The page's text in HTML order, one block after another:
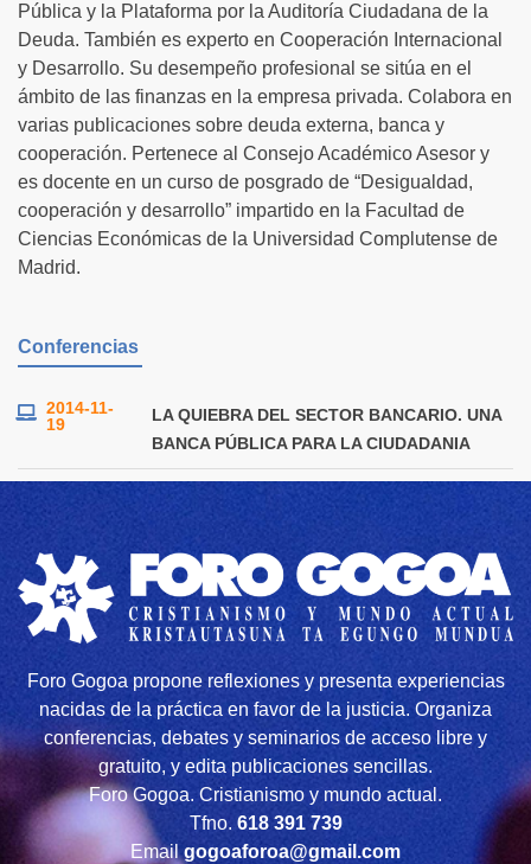
Pública y la Plataforma por la Auditoría Ciudadana de la
Deuda. También es experto en Cooperación Internacional
y Desarrollo. Su desempeño profesional se sitúa en el
ámbito de las finanzas en la empresa privada. Colabora en
varias publicaciones sobre deuda externa, banca y
cooperación. Pertenece al Consejo Académico Asesor y
es docente en un curso de posgrado de “Desigualdad,
cooperación y desarrollo” impartido en la Facultad de
Ciencias Económicas de la Universidad Complutense de
Madrid.
Conferencias
2014-11-
19
LA QUIEBRA DEL SECTOR BANCARIO. UNA
BANCA PÚBLICA PARA LA CIUDADANIA
Foro Gogoa propone reflexiones y presenta experiencias
nacidas de la práctica en favor de la justicia. Organiza
conferencias, debates y seminarios de acceso libre y
gratuito, y edita publicaciones sencillas.
Foro Gogoa. Cristianismo y mundo actual.
Tfno. 618 391 739
Emailgogoaforoa@gmail.com